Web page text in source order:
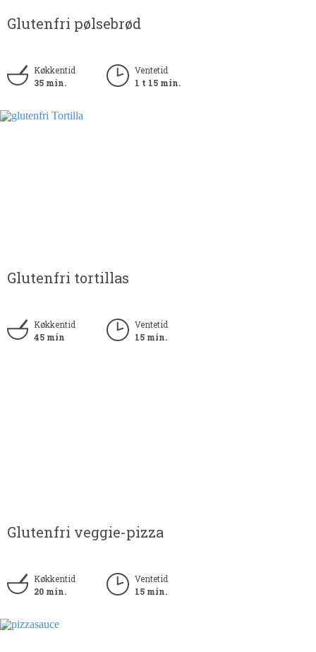
Glutenfri pølsebrød
Køkkentid
35 min.
Ventetid
1 t 15 min.
Glutenfri tortillas
Køkkentid
45 min
Ventetid
15 min.
Glutenfri veggie-pizza
Køkkentid
20 min.
Ventetid
15 min.